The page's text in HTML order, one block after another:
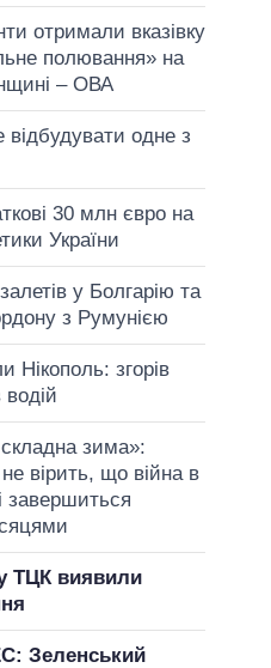
отримали вказівку
полювання» на
– ОВА
одне з
30 млн євро на
України
у Болгарію та
з Румунією
Нікополь: згорів
зима»:
вірить, що війна в
завершиться
ТЦК виявили
Зеленський